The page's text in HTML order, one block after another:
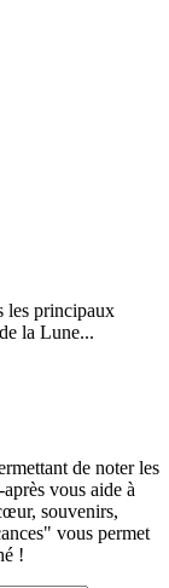
les principaux
la Lune...
de noter les
vous aide à
souvenirs,
vous permet
!